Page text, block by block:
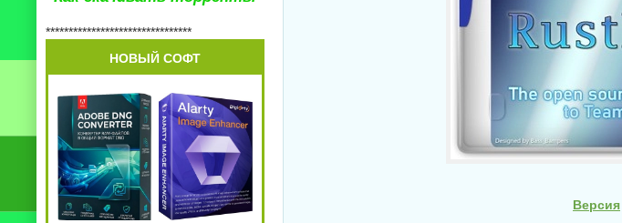
Версия
********************************
НОВЫЙ СОФТ